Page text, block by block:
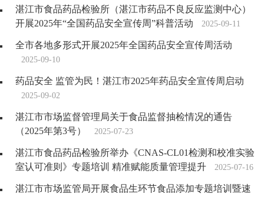
湛江市食品药品检验所（湛江市药品不良反应监测中心）
开展2025年“全国药品安全宣传周”科普活动
2025-09-11
全市各地多形式开展2025年全国药品安全宣传周活动
2025-09-10
药品安全 监管为民！湛江市2025年药品安全宣传周启动
2025-09-02
湛江市市场监督管理局关于食品监督抽检情况的通告
（2025年第3号）
2025-07-23
湛江市食品药品检验所举办《CNAS-CL01检测和校准实验
室认可准则》专题培训 精准赋能质量管理提升
2025-07-16
湛江市市场监管局开展食品生环节食品添加专题培训暨速